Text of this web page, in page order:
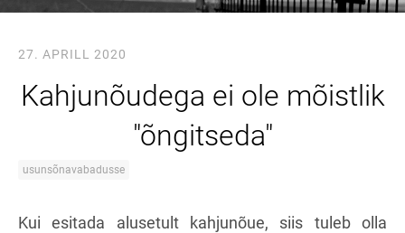
27. APRILL 2020
Kahjunõudega ei ole mõistlik
"õngitseda"
usunsõnavabadusse
Kui esitada alusetult kahjunõue, siis tuleb olla